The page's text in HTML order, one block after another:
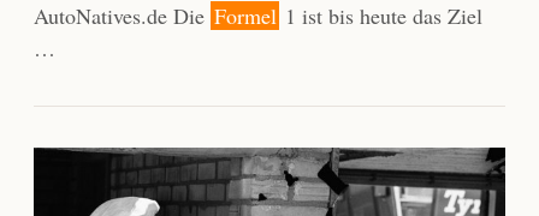
AutoNatives.de Die Formel 1 ist bis heute das Ziel
…